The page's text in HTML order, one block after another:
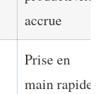
accrue
Prise en
main rapide,